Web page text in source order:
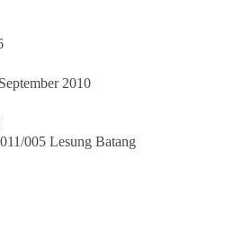
2010
005 Lesung Batang